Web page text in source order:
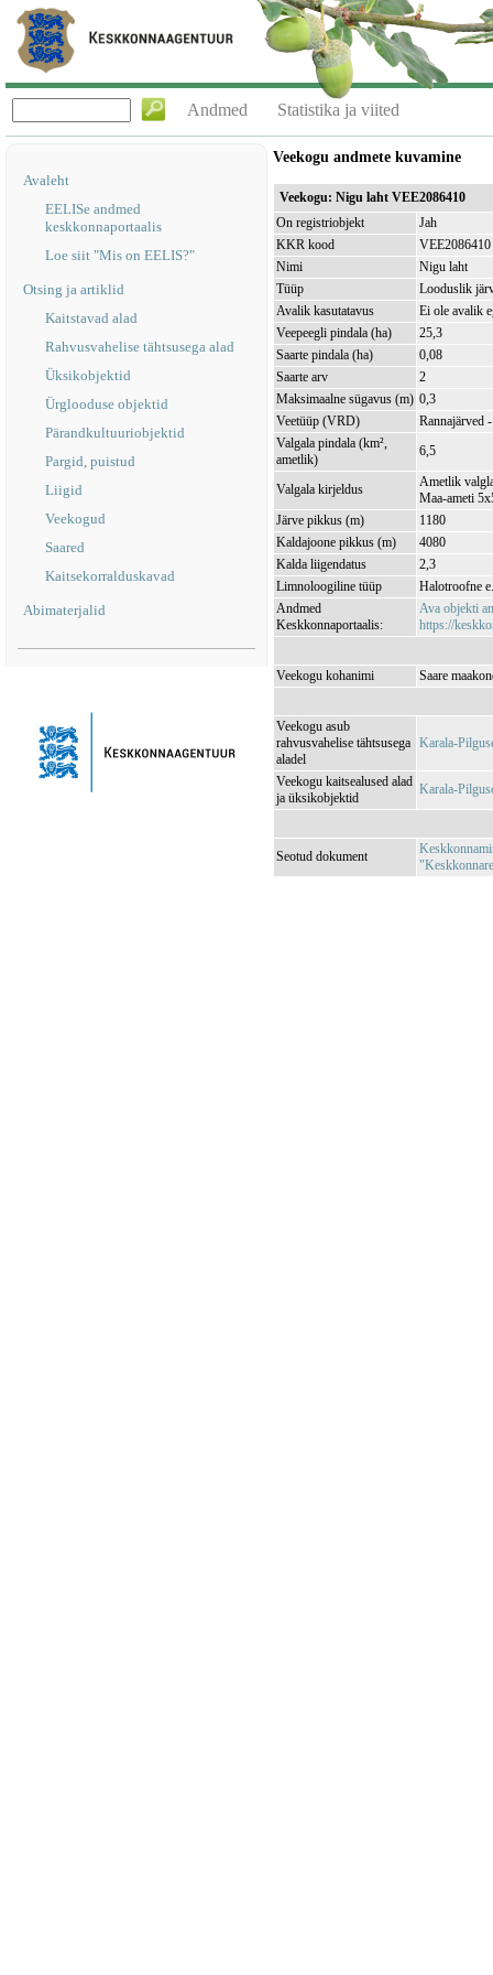
Andmed Statistika ja viited
Avaleht
EELISe andmed
keskkonnaportaalis
Loe siit "Mis on EELIS?"
Otsing ja artiklid
Kaitstavad alad
Rahvusvahelise tähtsusega alad
Üksikobjektid
Ürglooduse objektid
Pärandkultuuriobjektid
Pargid, puistud
Liigid
Veekogud
Saared
Kaitsekorralduskavad
Abimaterjalid
Veekogu andmete kuvamine
Veekogu: Nigu laht VEE2086410
On registriobjekt
Jah
KKR kood
VEE2086410
Nimi
Nigu laht
Tüüp
Looduslik
Avalik kasutatavus
Ei ole avalik
Veepeegli pindala (ha)
25,3
Saarte pindala (ha)
0,08
Saarte arv
2
Maksimaalne sügavus (m) 0,3
Veetüüp (VRD)
Rannajärved
Valgala pindala (km²,
ametlik)
6,5
Valgala kirjeldus
Ametlik
Maa-ameti
Järve pikkus (m)
1180
Kaldajoone pikkus (m)
4080
Kalda liigendatus
2,3
Limnoloogiline tüüp
Halotroofne
Andmed
Keskkonnaportaalis:
Ava objekti
https://
Veekogu kohanimi Saare
Veekogu asub
rahvusvahelise tähtsusega
aladel
Karala-
Veekogu kaitsealused alad
ja üksikobjektid
Karala-
Seotud dokument